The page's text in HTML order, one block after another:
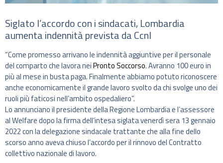
Siglato l’accordo con i sindacati, Lombardia
aumenta indennità prevista da Ccnl
“Come promesso arrivano le indennità aggiuntive per il personale
del comparto che lavora neiPronto Soccorso. Avranno 100 euro in
più al mese in busta paga. Finalmente abbiamo potuto riconoscere
anche economicamente il grande lavoro svolto da chi svolge uno dei
ruoli più faticosi nell’ambito ospedaliero”.
Lo annunciano il presidente della Regione Lombardia e l’assessore
al Welfare dopo la firma dell’intesa siglata venerdì sera 13 gennaio
2022 con la delegazione sindacale trattante che alla fine dello
scorso anno aveva chiuso l’accordo per il rinnovo del Contratto
collettivo nazionale di lavoro.